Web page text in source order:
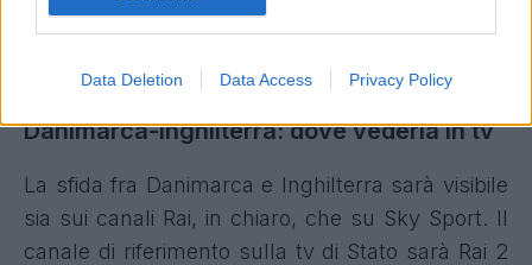
Data Deletion Data Access Privacy Policy
FANTAEUROPEO: I RIGORISTI
Danimarca-Inghilterra: dove vederla in tv
La sfida fra Danimarca e Inghilterra sarà visibile
sia sui canali Rai, in chiaro, che su Sky Sport. Il
canale di riferimento sulla tv di Stato sarà Rai 2